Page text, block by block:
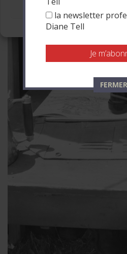
la newsletter
Diane Tell
FERMER